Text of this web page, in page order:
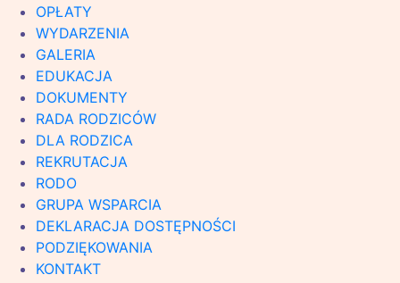
OPŁATY
WYDARZENIA
GALERIA
EDUKACJA
DOKUMENTY
RADA RODZICÓW
DLA RODZICA
REKRUTACJA
RODO
GRUPA WSPARCIA
DEKLARACJA DOSTĘPNOŚCI
PODZIĘKOWANIA
KONTAKT